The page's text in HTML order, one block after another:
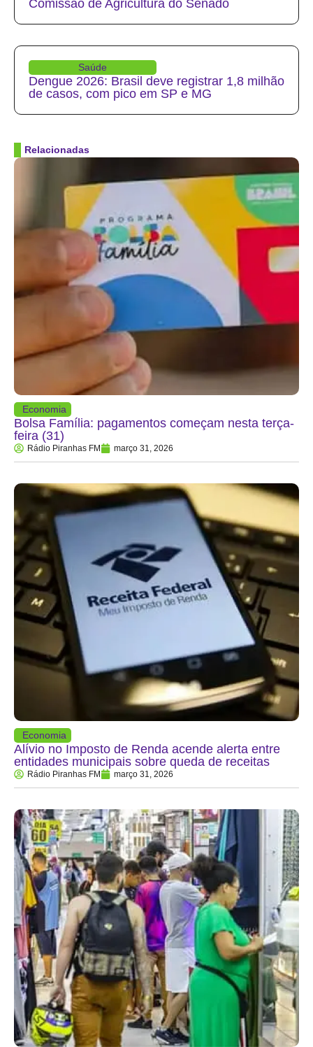
Comissão de Agricultura do Senado
Saúde
Dengue 2026: Brasil deve registrar 1,8 milhão
de casos, com pico em SP e MG
Relacionadas
Economia
Bolsa Família: pagamentos começam nesta terça-
feira (31)
Rádio Piranhas FM março 31, 2026
Economia
Alívio no Imposto de Renda acende alerta entre
entidades municipais sobre queda de receitas
Rádio Piranhas FM março 31, 2026